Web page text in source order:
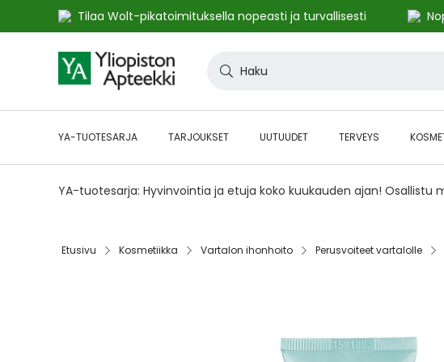
Tilaa Wolt-pikatoimituksella nopeasti ja turvallisesti
to
Content
YA-TUOTESARJA TARJOUKSET UUTUUDET TERVEYS
YA-tuotesarja: Hyvinvointia ja etuja koko kuukauden ajan!
Etusivu‎ Kosmetiikka‎ Vartalon ihonhoito‎ Perusvoiteet vartalolle‎